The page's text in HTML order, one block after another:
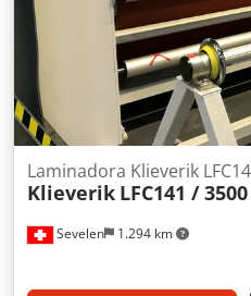
Sevelen 1.294 km
Laminadora Klieverik
Klieverik LFC141 / 3500